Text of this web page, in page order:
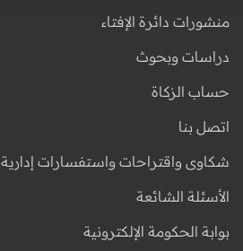
منشورات دائرة الإفتاء
دراسات وبحوث
حساب الزكاة
اتصل بنا
شكاوى واقتراحات واستفسارات إدارية
الأسئلة الشائعة
بوابة الحكومة الإلكترونية